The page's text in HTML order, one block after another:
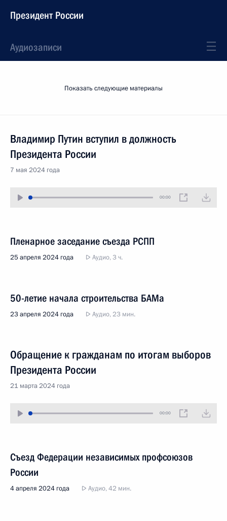
Президент России
Аудиозаписи
Показать следующие материалы
Владимир Путин вступил в должность
Президента России
7 мая 2024 года
00:00
Пленарное заседание съезда РСПП
25 апреля 2024 года Аудио, 3 ч.
50-летие начала строительства БАМа
23 апреля 2024 года Аудио, 23 мин.
Обращение к гражданам по итогам выборов
Президента России
21 марта 2024 года
00:00
Съезд Федерации независимых профсоюзов
России
4 апреля 2024 года Аудио, 42 мин.